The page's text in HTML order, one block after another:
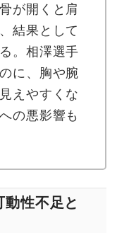
が開くと肩
結果として
。相澤選手
に、胸や腕
えやすくな
の悪影響も
性不足と